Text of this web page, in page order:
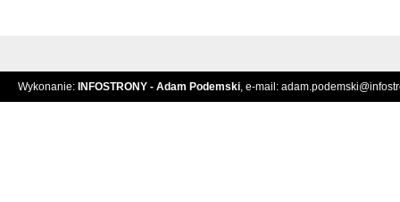
Wykonanie: INFOSTRONY - Adam Podemski, e-mail: